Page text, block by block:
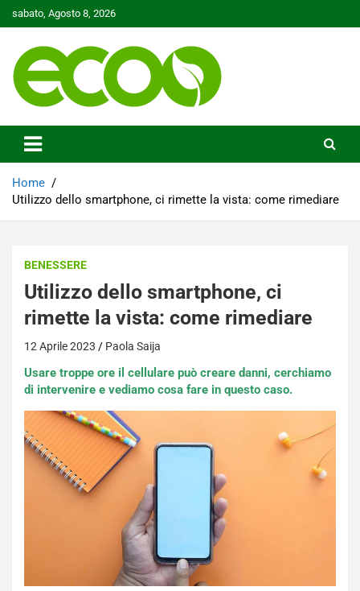
to
sabato, Agosto 8, 2026
Ecoo.it
Home
Utilizzo dello smartphone, ci rimette la vista: come rimediare
BENESSERE
Utilizzo dello smartphone, ci
rimette la vista: come rimediare
12 Aprile 2023 Paola Saija
Usare troppe ore il cellulare può creare danni, cerchiamo
di intervenire e vediamo cosa fare in questo caso.